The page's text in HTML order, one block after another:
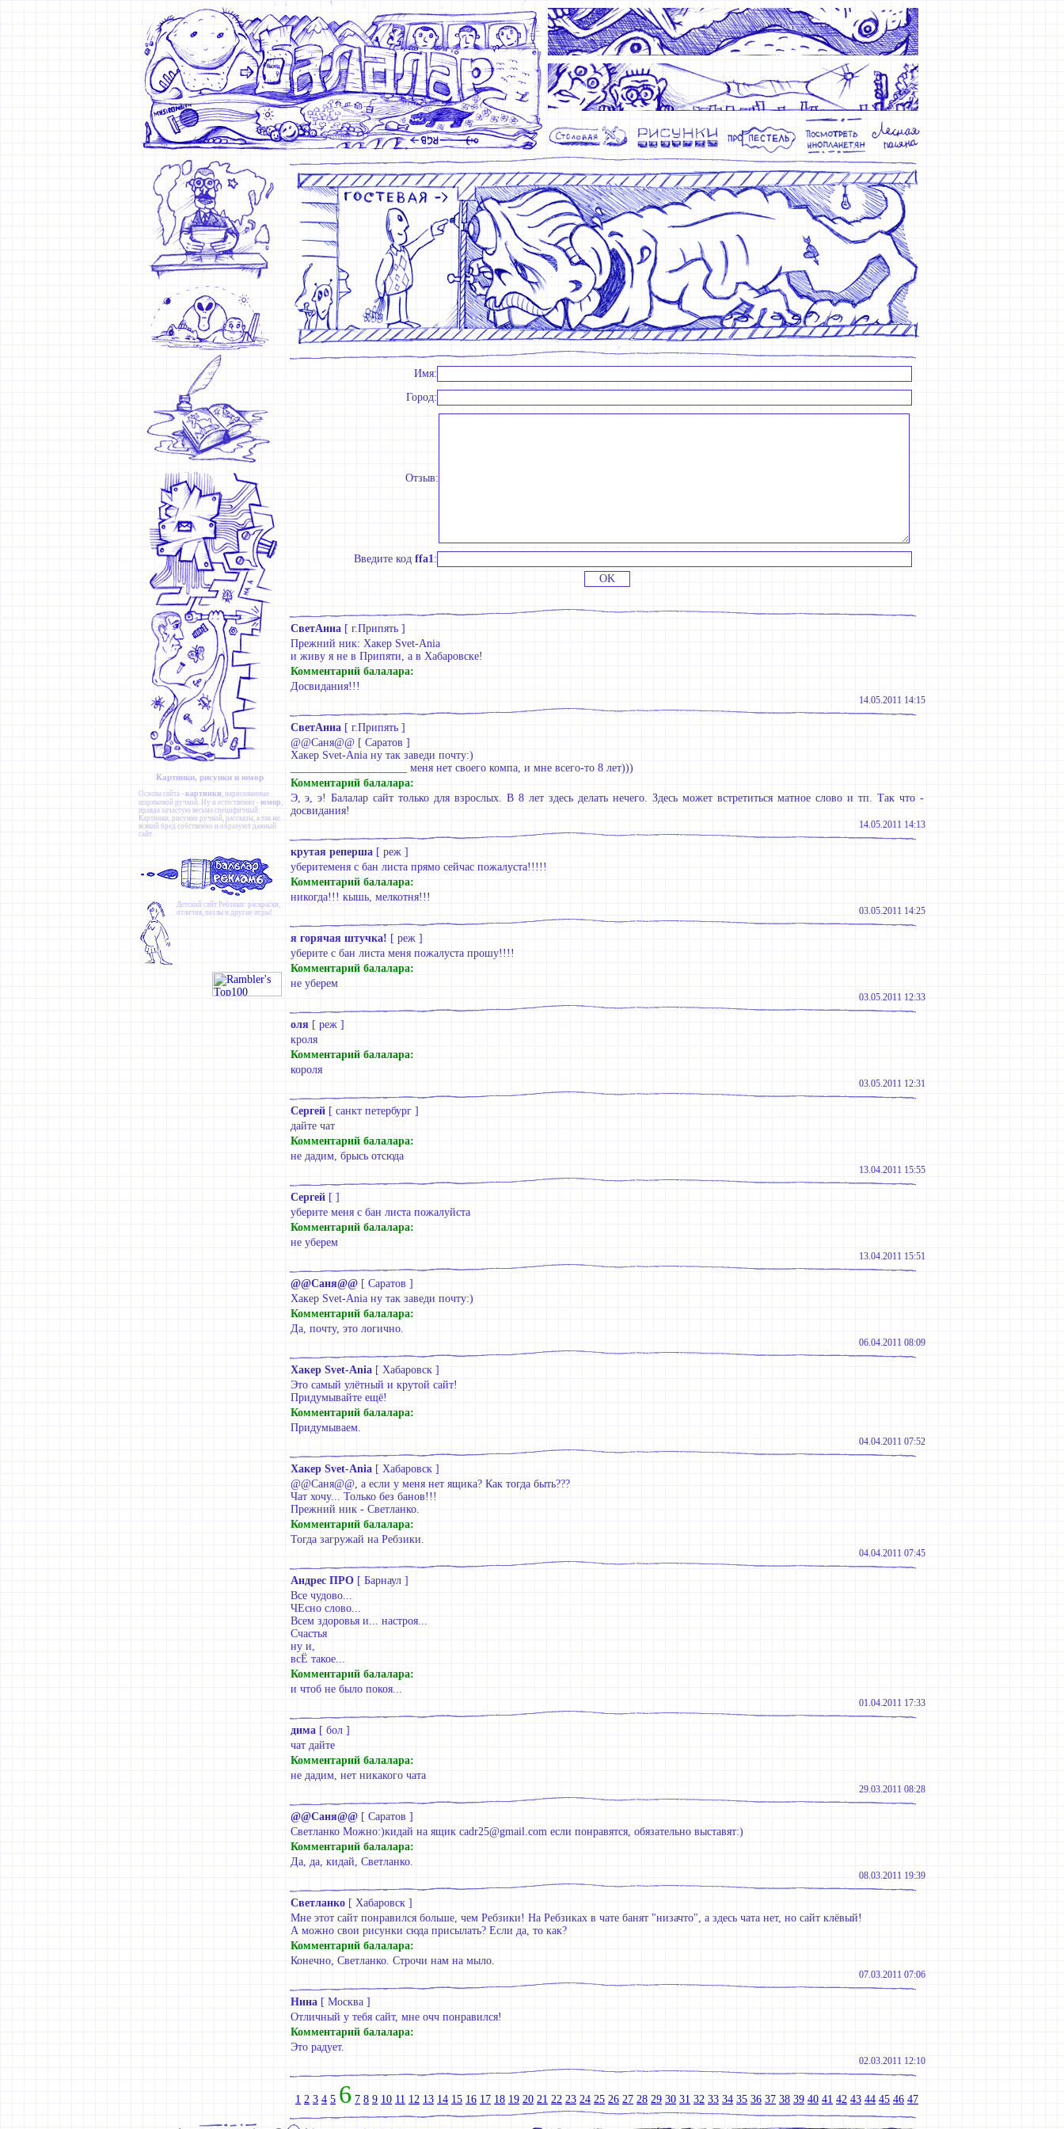
Картинки, рисунки и юмор
Основа сайта - картинки, нарисованные
шариковой ручкой. Ну и естественно - юмор,
правда зачастую весьма специфичный.
Картинки, рисунки ручкой, рассказы, а так же
всякий бред собственно и образуют данный
сайт.
Детский сайт Ребзики: раскраски,
отличия, пазлы и другие игры!
Имя:
Город:
Отзыв:
Введите код ffa1:
СветАниа[ г.Припять]
Прежний ник: Хакер Svet-Aniа
и живу я не в Припяти, а в Хабаровске!
Комментарий балалара:
Досвидания!!!
14.05.2011 14:15
СветАниа[ г.Припять]
@@Саня@@ [ Саратов ]
Хакер Svet-Aniа ну так заведи почту:)
_____________________ меня нет своего компа, и мне всего-то 8 лет)))
Комментарий балалара:
Э, э, э! Балалар сайт только для взрослых. В 8 лет здесь делать нечего. Здесь может встретиться матное слово и тп. Так что -
досвидания!
14.05.2011 14:13
крутая реперша[ реж]
уберитеменя с бан листа прямо сейчас пожалуста!!!!!
Комментарий балалара:
никогда!!! кышь, мелкотня!!!
03.05.2011 14:25
я горячая штучка! [ реж]
уберите с бан листа меня пожалуста прошу!!!!
Комментарий балалара:
не уберем
03.05.2011 12:33
оля [ реж]
кроля
Комментарий балалара:
короля
03.05.2011 12:31
Cергей[ санкт петербург]
дайте чат
Комментарий балалара:
не дадим, брысь отсюда
13.04.2011 15:55
Cергей[ ]
уберите меня с бан листа пожалуйста
Комментарий балалара:
не уберем
13.04.2011 15:51
@@Саня@@[ Саратов ]
Хакер Svet-Aniа ну так заведи почту:)
Комментарий балалара:
Да, почту, это логично.
06.04.2011 08:09
Хакер Svet-Aniа[ Хабаровск]
Это самый улётный и крутой сайт!
Придумывайте ещё!
Комментарий балалара:
Придумываем.
04.04.2011 07:52
Хакер Svet-Aniа[ Хабаровск]
@@Саня@@, а если у меня нет ящика? Как тогда быть???
Чат хочу... Только без банов!!!
Прежний ник - Светланко.
Комментарий балалара:
Тогда загружай на Ребзики.
04.04.2011 07:45
Андрес ПРО[ Барнаул]
Все чудово...
ЧЕсно слово...
Всем здоровья и... настроя...
Счастья
ну и,
всЁ такое...
Комментарий балалара:
и чтоб не было покоя...
01.04.2011 17:33
дима[ бол]
чат дайте
Комментарий балалара:
не дадим, нет никакого чата
29.03.2011 08:28
@@Саня@@[ Саратов]
Светланко Можно:)кидай на ящик cadr25@gmail.com если понравятся, обязательно выставят:)
Комментарий балалара:
Да, да, кидай, Светланко.
08.03.2011 19:39
Светланко[ Хабаровск]
Мне этот сайт понравился больше, чем Ребзики! На Ребзиках в чате банят "низачто", а здесь чата нет, но сайт клёвый!
А можно свои рисунки сюда присылать? Если да, то как?
Комментарий балалара:
Конечно, Светланко. Строчи нам на мыло.
07.03.2011 07:06
Нина[ Москва]
Отличный у тебя сайт, мне очч понравился!
Комментарий балалара:
Это радует.
02.03.2011 12:10
1 2 3 4 5 6 7 8 9 10 11 12 13 14 15 16 17 18 19 20 21 22 23 24 25 26 27 28 29 30 31 32 33 34 35 36 37 38 39 40 41 42 43 44 45 46 47